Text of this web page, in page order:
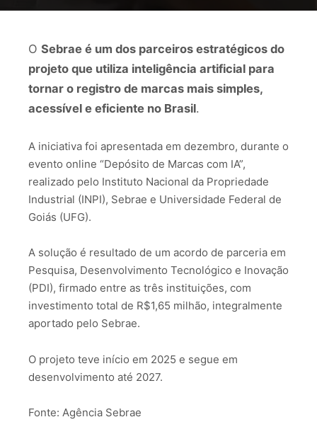
O Sebrae é um dos parceiros estratégicos do
projeto que utiliza inteligência artificial para
tornar o registro de marcas mais simples,
acessível e eficiente no Brasil.
A iniciativa foi apresentada em dezembro, durante o
evento online “Depósito de Marcas com IA”,
realizado pelo Instituto Nacional da Propriedade
Industrial (INPI), Sebrae e Universidade Federal de
Goiás (UFG).
A solução é resultado de um acordo de parceria em
Pesquisa, Desenvolvimento Tecnológico e Inovação
(PDI), firmado entre as três instituições, com
investimento total de R$1,65 milhão, integralmente
aportado pelo Sebrae.
O projeto teve início em 2025 e segue em
desenvolvimento até 2027.
Fonte: Agência Sebrae